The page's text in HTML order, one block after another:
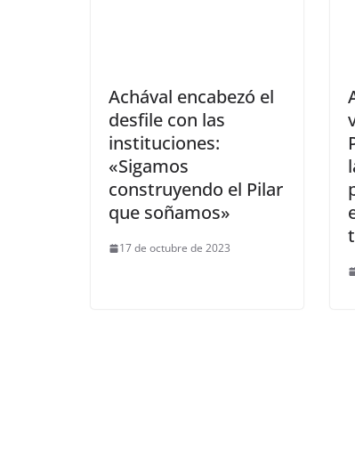
Achával encabezó el
desfile con las
instituciones:
«Sigamos
construyendo el Pilar
que soñamos»
17 de octubre de 2023